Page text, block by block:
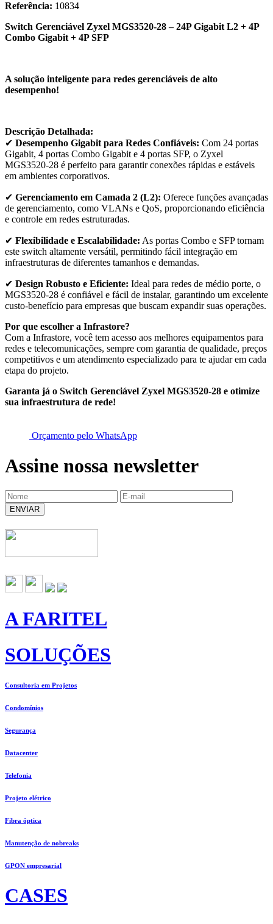
Referência: 10834
Switch Gerenciável Zyxel MGS3520-28 – 24P Gigabit L2 + 4P
Combo Gigabit + 4P SFP
A solução inteligente para redes gerenciáveis de alto
desempenho!
Descrição Detalhada:
✔ Desempenho Gigabit para Redes Confiáveis: Com 24 portas
Gigabit, 4 portas Combo Gigabit e 4 portas SFP, o Zyxel
MGS3520-28 é perfeito para garantir conexões rápidas e estáveis
em ambientes corporativos.
✔ Gerenciamento em Camada 2 (L2): Oferece funções avançadas
de gerenciamento, como VLANs e QoS, proporcionando eficiência
e controle em redes estruturadas.
✔ Flexibilidade e Escalabilidade: As portas Combo e SFP tornam
este switch altamente versátil, permitindo fácil integração em
infraestruturas de diferentes tamanhos e demandas.
✔ Design Robusto e Eficiente: Ideal para redes de médio porte, o
MGS3520-28 é confiável e fácil de instalar, garantindo um excelente
custo-benefício para empresas que buscam expandir suas operações.
Por que escolher a Infrastore?
Com a Infrastore, você tem acesso aos melhores equipamentos para
redes e telecomunicações, sempre com garantia de qualidade, preços
competitivos e um atendimento especializado para te ajudar em cada
etapa do projeto.
Garanta já o Switch Gerenciável Zyxel MGS3520-28 e otimize
sua infraestrutura de rede!
Orçamento pelo WhatsApp
Assine nossa newsletter
ENVIAR
A FARITEL
SOLUÇÕES
Consultoria em Projetos
Condomínios
Segurança
Datacenter
Telefonia
Projeto elétrico
Fibra óptica
Manutenção de nobreaks
GPON empresarial
CASES